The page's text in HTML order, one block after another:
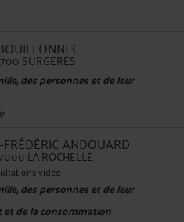
SURGERES
des personnes et de leur
ANDOUARD
LA ROCHELLE
vidéo
des personnes et de leur
de la consommation